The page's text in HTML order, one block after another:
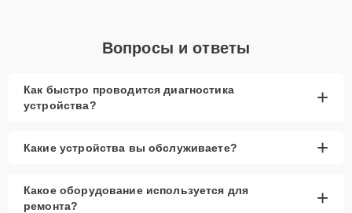
Вопросы и ответы
Как быстро проводится диагностика
устройства?
+
Какие устройства вы обслуживаете? +
Какое оборудование используется для
ремонта?
+